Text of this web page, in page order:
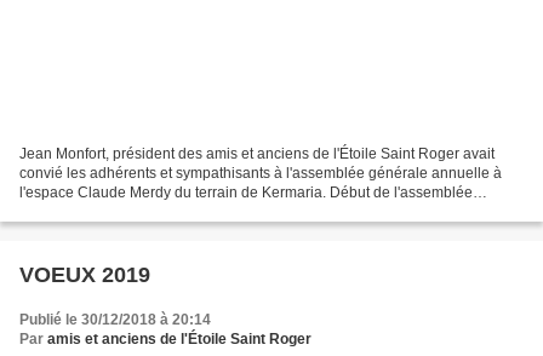
Jean Monfort, président des amis et anciens de l'Étoile Saint Roger avait
convié les adhérents et sympathisants à l'assemblée générale annuelle à
l'espace Claude Merdy du terrain de Kermaria. Début de l'assemblée
VOEUX 2019
Publié le 30/12/2018 à 20:14
Par amis et anciens de l'Étoile Saint Roger